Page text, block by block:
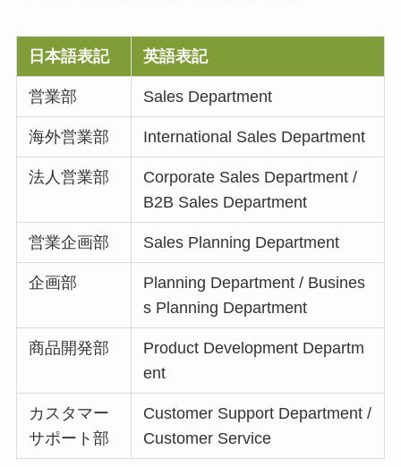
日本語表記 英語表記
営業部 Sales Department
海外営業部 International Sales Department
法人営業部
Corporate Sales Department /
B2B Sales Department
営業企画部 Sales Planning Department
企画部
Planning Department / Busines
s Planning Department
商品開発部
Product Development Departm
ent
カスタマー
サポート部
Customer Support Department /
Customer Service